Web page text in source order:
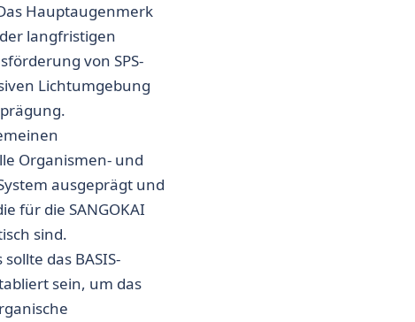
Hauptaugenmerk
der langfristigen
von SPS-
Lichtumgebung
Organismen- und
ausgeprägt und
für die SANGOKAI
sind.
das BASIS-
sein, um das